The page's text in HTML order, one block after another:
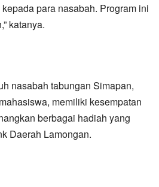
para nasabah. Program ini
katanya.
nasabah tabungan Simapan,
memiliki kesempatan
berbagai hadiah yang
Daerah Lamongan.